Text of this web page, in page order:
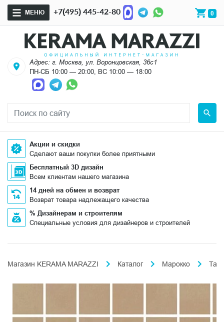
МЕНЮ +7(495) 445-42-80 0
Адрес: г. Москва, ул. Воронцовская, 36с1
ПН-СБ 10:00 — 20:00, ВС 10:00 — 18:00
Акции и скидки
Сделают ваши покупки более приятными
Бесплатный 3D дизайн
Всем клиентам нашего магазина
14 дней на обмен и возврат
Возврат товара надлежащего качества
% Дизайнерам и строителям
Специальные условия для дизайнеров и строителей
Магазин KERAMA MARAZZI Каталог Марокко